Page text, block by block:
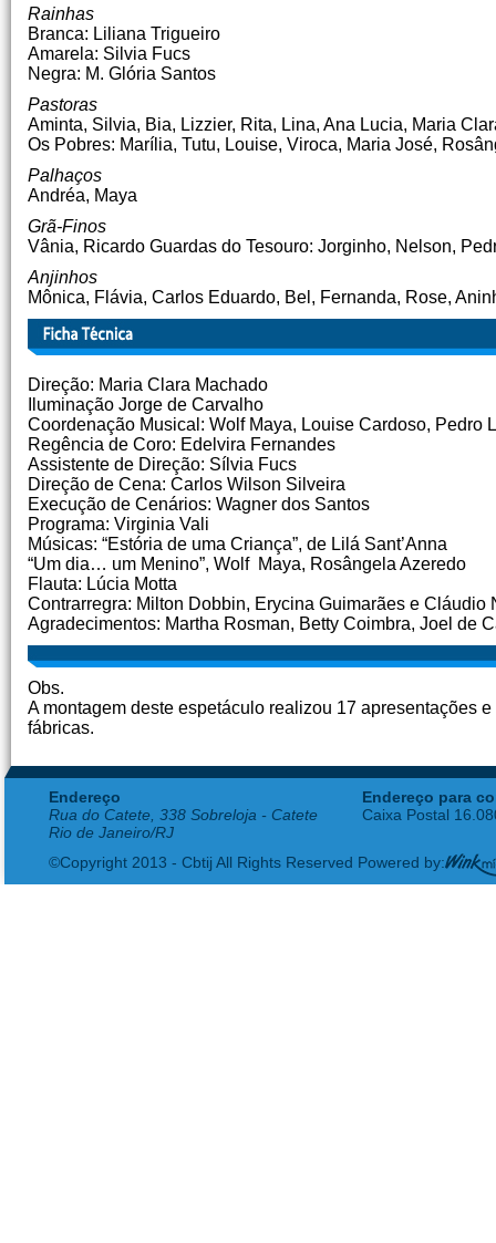
Rainhas
Branca: Liliana Trigueiro
Amarela: Silvia Fucs
Negra: M. Glória Santos
Pastoras
Aminta, Silvia, Bia, Lizzier, Rita, Lina, Ana Lucia, Maria
Os Pobres: Marília, Tutu, Louise, Viroca, Maria José,
Palhaços
Andréa, Maya
Grã-Finos
Vânia, Ricardo Guardas do Tesouro: Jorginho, Nelson,
Anjinhos
Mônica, Flávia, Carlos Eduardo, Bel, Fernanda, Rose,
Direção: Maria Clara Machado
Iluminação Jorge de Carvalho
Coordenação Musical: Wolf Maya, Louise Cardoso, Pedro
Regência de Coro: Edelvira Fernandes
Assistente de Direção: Sílvia Fucs
Direção de Cena: Carlos Wilson Silveira
Execução de Cenários: Wagner dos Santos
Programa: Virginia Vali
Músicas: “Estória de uma Criança”, de Lilá Sant’Anna
“Um dia… um Menino”, Wolf Maya, Rosângela Azeredo
Flauta: Lúcia Motta
Contrarregra: Milton Dobbin, Erycina Guimarães e Cláudio
Agradecimentos: Martha Rosman, Betty Coimbra, Joel de
Obs.
A montagem deste espetáculo realizou 17 apresentações
fábricas.
Endereço
Rua do Catete, 338 Sobreloja - Catete
Rio de Janeiro/RJ
Endereço para
Caixa Postal
©Copyright 2013 - Cbtij All Rights Reserved Powered by: